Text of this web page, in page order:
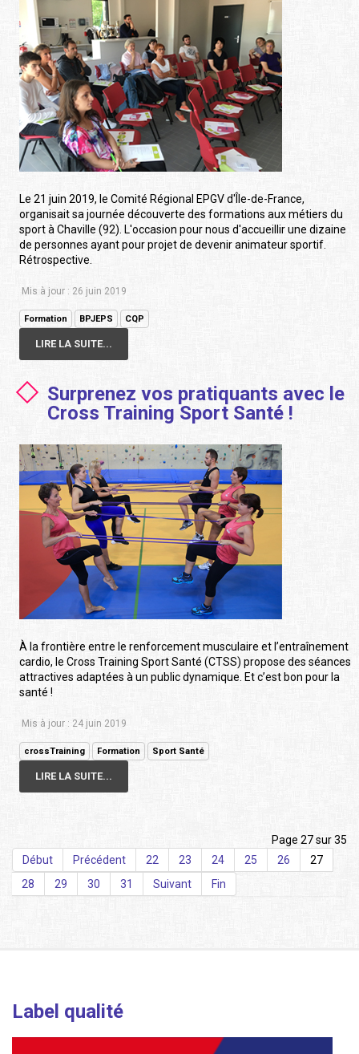
Le 21 juin 2019, le Comité Régional EPGV d'Île-de-France,
organisait sa journée découverte des formations aux métiers du
sport à Chaville (92). L'occasion pour nous d'accueillir une dizaine
de personnes ayant pour projet de devenir animateur sportif.
Rétrospective.
Mis à jour : 26 juin 2019
Formation BPJEPS CQP
LIRE LA SUITE...
Surprenez vos pratiquants avec le
Cross Training Sport Santé !
À la frontière entre le renforcement musculaire et l’entraînement
cardio, le Cross Training Sport Santé (CTSS) propose des séances
attractives adaptées à un public dynamique. Et c’est bon pour la
santé !
Mis à jour : 24 juin 2019
crossTraining Formation Sport Santé
LIRE LA SUITE...
Page 27 sur 35
Début
Précédent 22 23 24 25 26
27
28
29 30 31 Suivant Fin
Label qualité